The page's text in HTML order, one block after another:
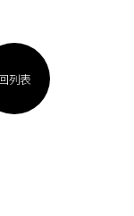
列表